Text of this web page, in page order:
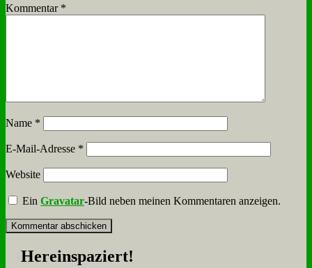
Kommentar *
Name *
E-Mail-Adresse *
Website
EinGravatar-Bild neben meinen Kommentaren anzeigen.
Her­ein­spa­ziert!